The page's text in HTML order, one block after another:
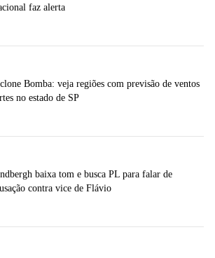
faz alerta
Bomba: veja regiões com previsão de ventos
no estado de SP
baixa tom e busca PL para falar de
contra vice de Flávio